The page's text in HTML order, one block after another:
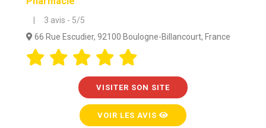
| 3 avis - 5/5
66 Rue Escudier, 92100 Boulogne-Billancourt, France
VISITER SON SITE
VOIR LES AVIS